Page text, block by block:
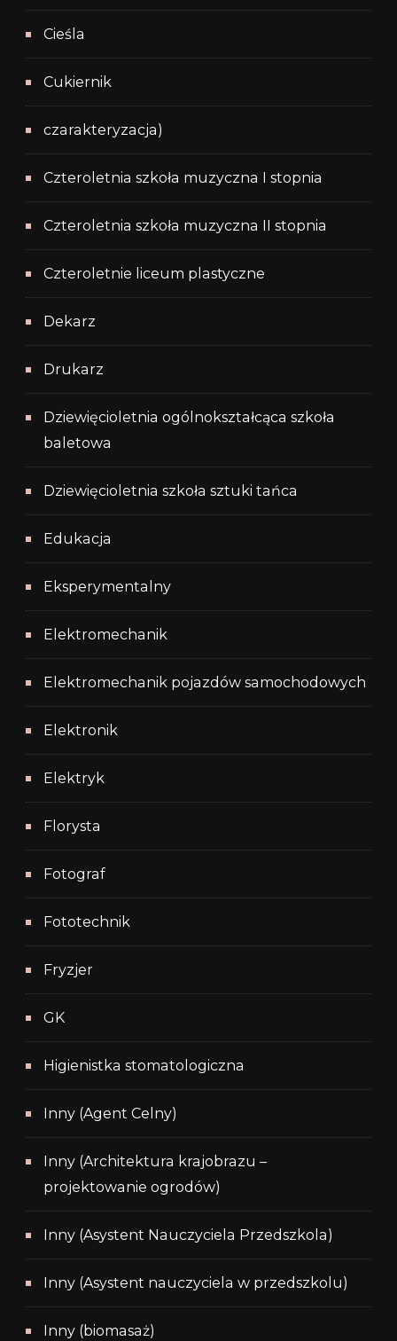
Cieśla
Cukiernik
czarakteryzacja)
Czteroletnia szkoła muzyczna I stopnia
Czteroletnia szkoła muzyczna II stopnia
Czteroletnie liceum plastyczne
Dekarz
Drukarz
Dziewięcioletnia ogólnokształcąca szkoła
baletowa
Dziewięcioletnia szkoła sztuki tańca
Edukacja
Eksperymentalny
Elektromechanik
Elektromechanik pojazdów samochodowych
Elektronik
Elektryk
Florysta
Fotograf
Fototechnik
Fryzjer
GK
Higienistka stomatologiczna
Inny (Agent Celny)
Inny (Architektura krajobrazu –
projektowanie ogrodów)
Inny (Asystent Nauczyciela Przedszkola)
Inny (Asystent nauczyciela w przedszkolu)
Inny (biomasaż)